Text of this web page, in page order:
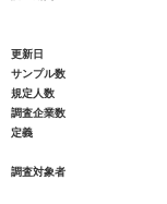
更新日
サンプル数
規定人数
調査企業数
定義
調査対象者